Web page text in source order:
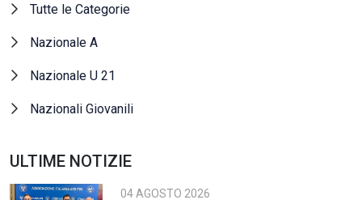
Tutte le Categorie
Nazionale A
Nazionale U 21
Nazionali Giovanili
ULTIME NOTIZIE
04 AGOSTO 2026